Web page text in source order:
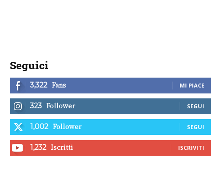
Seguici
3,322 Fans MI PIACE
323 Follower SEGUI
1,002 Follower SEGUI
1,232 Iscritti ISCRIVITI